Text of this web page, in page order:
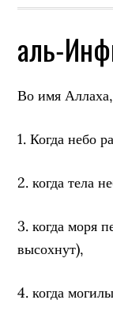
аль-
Во имя
1. Когда небо
2. когда тела
3. когда моря
высохнут),
4. когда